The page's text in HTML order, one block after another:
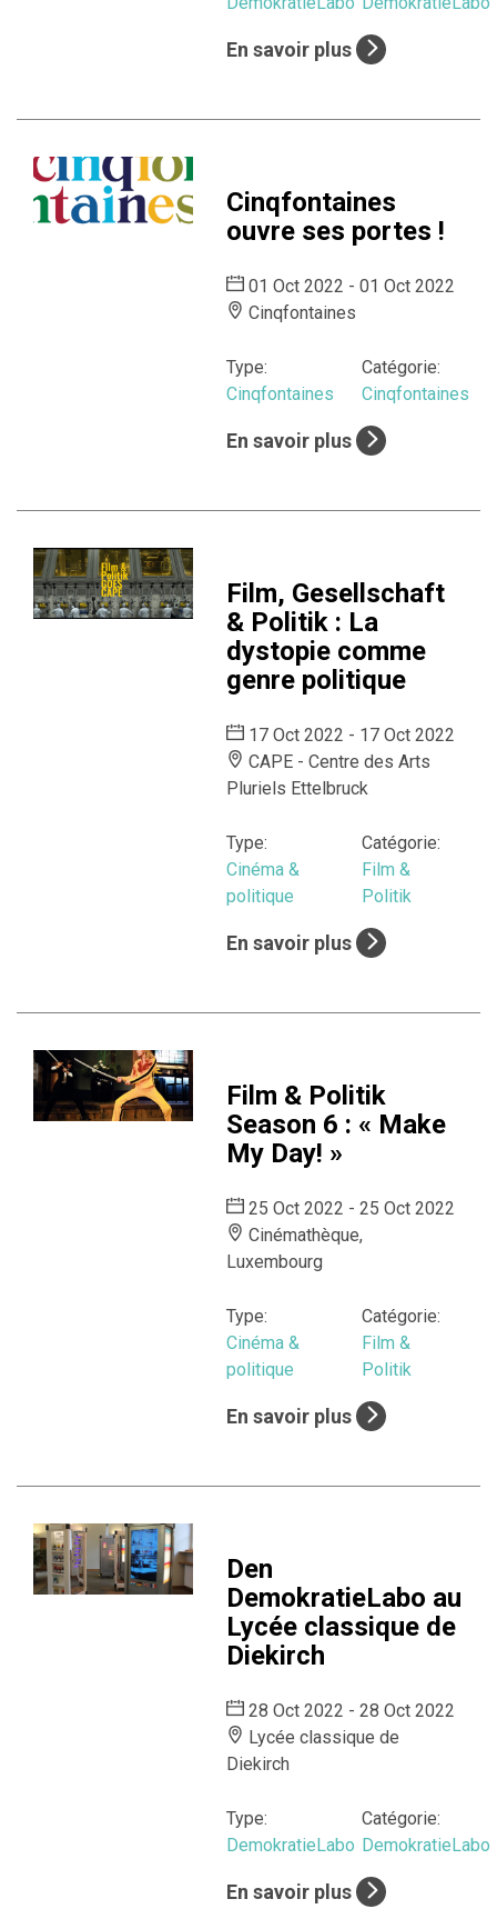
En savoir plus
Cinqfontaines
ouvre ses portes !
01 Oct 2022 - 01 Oct 2022
Cinqfontaines
Type:
Cinqfontaines
Catégorie:
Cinqfontaines
En savoir plus
Film, Gesellschaft
& Politik : La
dystopie comme
genre politique
17 Oct 2022 - 17 Oct 2022
CAPE - Centre des Arts
Pluriels Ettelbruck
Type:
Cinéma &
politique
Catégorie:
Film &
Politik
En savoir plus
Film & Politik
Season 6 : « Make
My Day! »
25 Oct 2022 - 25 Oct 2022
Cinémathèque,
Luxembourg
Type:
Cinéma &
politique
Catégorie:
Film &
Politik
En savoir plus
Den
DemokratieLabo au
Lycée classique de
Diekirch
28 Oct 2022 - 28 Oct 2022
Lycée classique de
Diekirch
Type:
DemokratieLabo
Catégorie:
DemokratieLabo
En savoir plus